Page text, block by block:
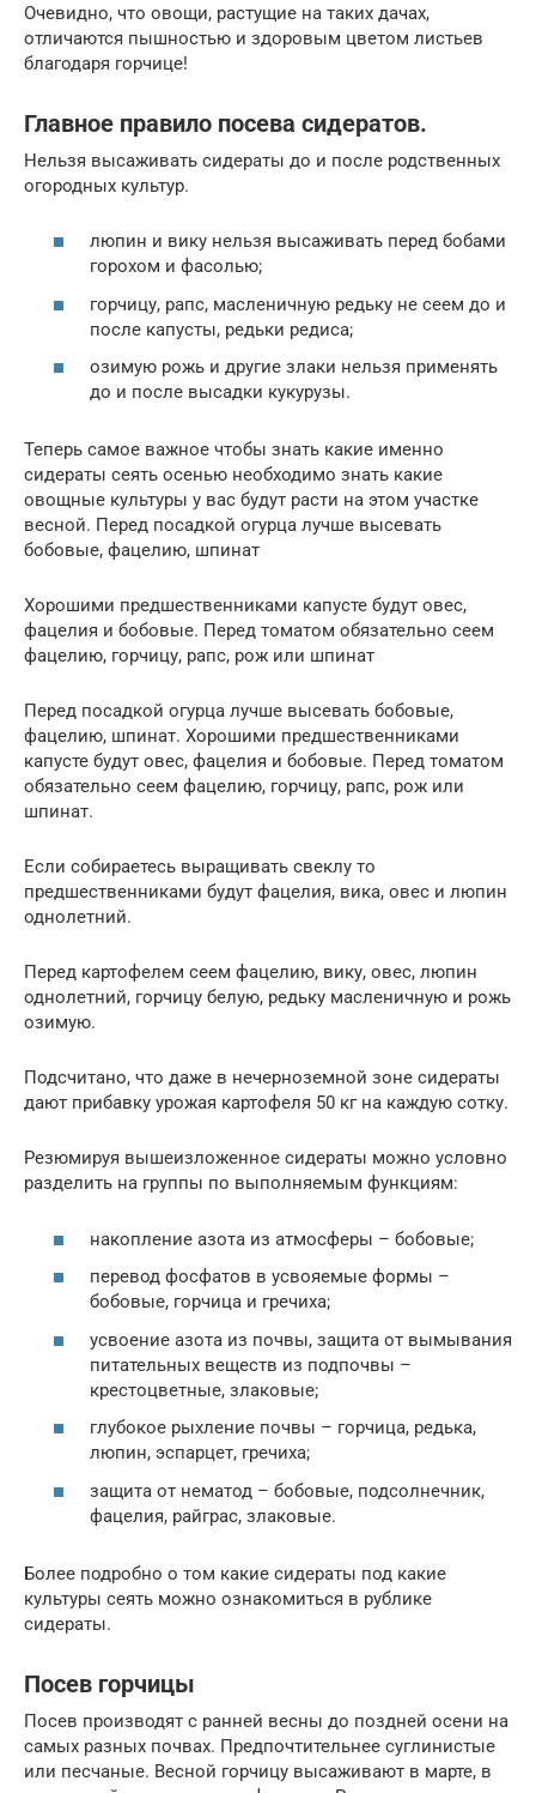
Очевидно, что овощи, растущие на таких дачах,
отличаются пышностью и здоровым цветом листьев
благодаря горчице!
Главное правило посева сидератов.
Нельзя высаживать сидераты до и после родственных
огородных культур.
люпин и вику нельзя высаживать перед бобами
горохом и фасолью;
горчицу, рапс, масленичную редьку не сеем до и
после капусты, редьки редиса;
озимую рожь и другие злаки нельзя применять
до и после высадки кукурузы.
Теперь самое важное чтобы знать какие именно
сидераты сеять осенью необходимо знать какие
овощные культуры у вас будут расти на этом участке
весной. Перед посадкой огурца лучше высевать
бобовые, фацелию, шпинат
Хорошими предшественниками капусте будут овес,
фацелия и бобовые. Перед томатом обязательно сеем
фацелию, горчицу, рапс, рож или шпинат
Перед посадкой огурца лучше высевать бобовые,
фацелию, шпинат. Хорошими предшественниками
капусте будут овес, фацелия и бобовые. Перед томатом
обязательно сеем фацелию, горчицу, рапс, рож или
шпинат.
Если собираетесь выращивать свеклу то
предшественниками будут фацелия, вика, овес и люпин
однолетний.
Перед картофелем сеем фацелию, вику, овес, люпин
однолетний, горчицу белую, редьку масленичную и рожь
озимую.
Подсчитано, что даже в нечерноземной зоне сидераты
дают прибавку урожая картофеля 50 кг на каждую сотку.
Резюмируя вышеизложенное сидераты можно условно
разделить на группы по выполняемым функциям:
накопление азота из атмосферы – бобовые;
перевод фосфатов в усвояемые формы –
бобовые, горчица и гречиха;
усвоение азота из почвы, защита от вымывания
питательных веществ из подпочвы –
крестоцветные, злаковые;
глубокое рыхление почвы – горчица, редька,
люпин, эспарцет, гречиха;
защита от нематод – бобовые, подсолнечник,
фацелия, райграс, злаковые.
Более подробно о том какие сидераты под какие
культуры сеять можно ознакомиться в рублике
сидераты.
Посев горчицы
Посев производят с ранней весны до поздней осени на
самых разных почвах. Предпочтительнее суглинистые
или песчаные. Весной горчицу высаживают в марте, в